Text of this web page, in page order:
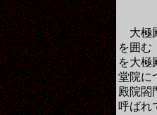
大極
を囲む
を大極
堂院に
殿院閤
呼ばれ